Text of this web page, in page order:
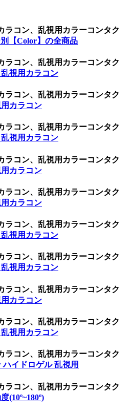
ラコン、乱視用カラーコンタク
【Color】の全商品
ラコン、乱視用カラーコンタク
視用カラコン
ラコン、乱視用カラーコンタク
カラコン
ラコン、乱視用カラーコンタク
視用カラコン
ラコン、乱視用カラーコンタク
カラコン
ラコン、乱視用カラーコンタク
カラコン
ラコン、乱視用カラーコンタク
視用カラコン
ラコン、乱視用カラーコンタク
視用カラコン
ラコン、乱視用カラーコンタク
カラコン
ラコン、乱視用カラーコンタク
視用カラコン
ラコン、乱視用カラーコンタク
ハイドロゲル 乱視用
ラコン、乱視用カラーコンタク
(10º~180º)